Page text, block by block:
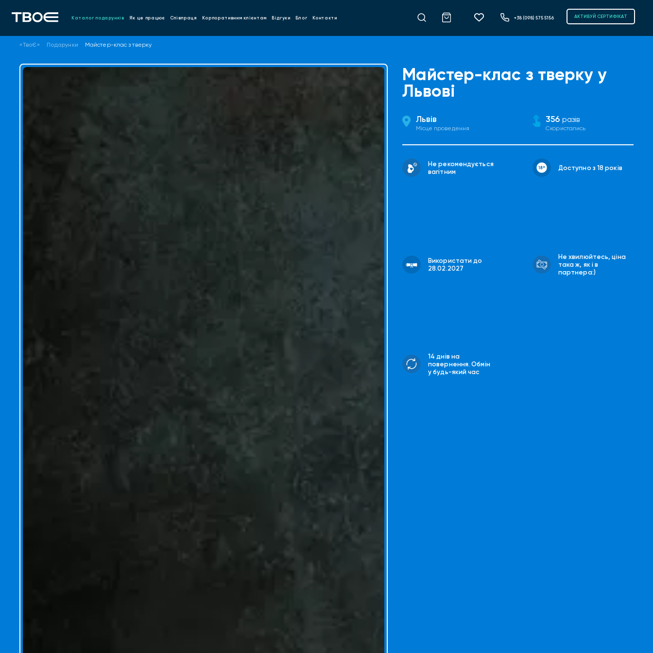
Каталог подарунків Як це працює Співпраця Корпоративним клієнтам Відгуки Блог Контакти +38 (098) 575 5156 АКТИВУЙ СЕРТИФІКАТ
«ТвоЄ» Подарунки Майстер-клас з тверку
Майстер-клас з тверку у
Львові
Львів
Місце проведення
356 разів
Скористались
Не рекомендується
вагітним
Доступно з 18 років
Використати до
28.02.2027
Не хвилюйтесь, ціна
така ж, як і в
партнера:)
14 днів на
повернення. Обмін
у будь-який час